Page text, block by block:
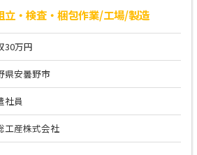
立・検査・梱包作業/工場/製造
30万円
県安曇野市
社員
工産株式会社